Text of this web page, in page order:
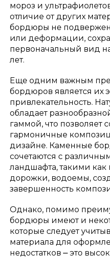
мороз и
отличие от других
бордюры не
или деформации,
первоначальный вид
лет.
Еще одним важным
бордюров является их
привлекательность.
обладает
гаммой, что позволяет
гармоничные
дизайне. Каменные
сочетаются с
ландшафта, такими как
дорожки, водоемы,
завершенность
Однако, помимо
бордюры имеют и
которые следует
материала для
недостатков ⎼ это